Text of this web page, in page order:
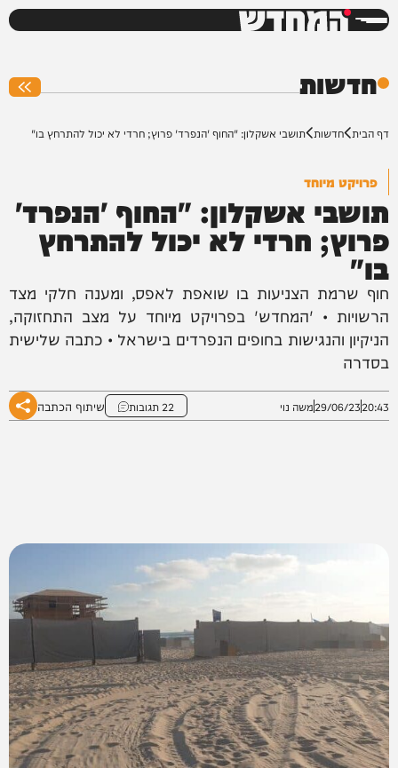
המחדש
חדשות
דף הבית חדשות תושבי אשקלון: "החוף 'הנפרד' פרוץ; חרדי לא יכול להתרחץ בו"
פרויקט מיוחד
תושבי אשקלון: "החוף 'הנפרד'
פרוץ; חרדי לא יכול להתרחץ
בו"
חוף שרמת הצניעות בו שואפת לאפס, ומענה חלקי מצד
הרשויות • 'המחדש' בפרויקט מיוחד על מצב התחזוקה,
הניקיון והנגישות בחופים הנפרדים בישראל • כתבה שלישית
בסדרה
20:43
29/06/23משה נוי 22 תגובות שיתוף הכתבה